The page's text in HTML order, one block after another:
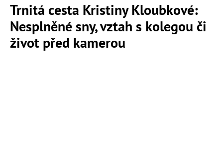
Trnitá cesta Kristiny Kloubkové:
Nesplněné sny, vztah s kolegou či
život před kamerou